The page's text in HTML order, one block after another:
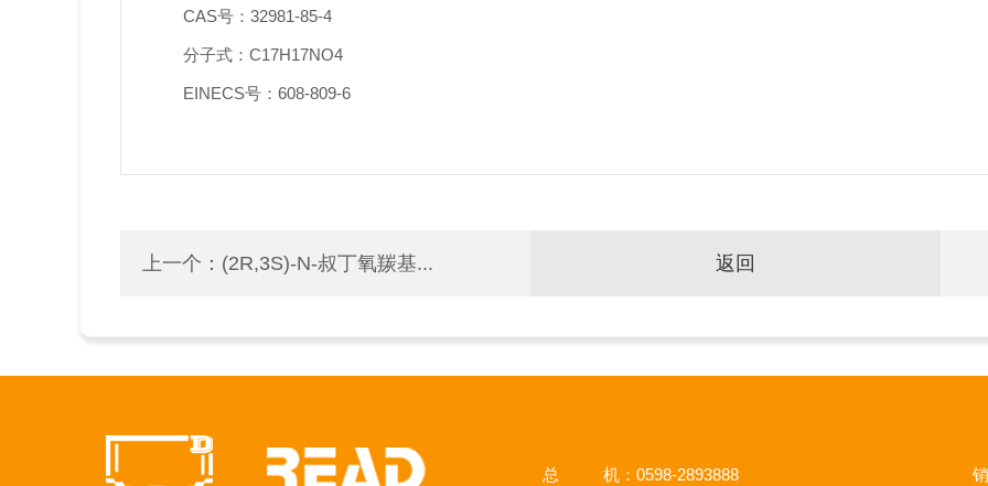
CAS号：32981-85-4
分子式：C17H17NO4
EINECS号：608-809-6
上一个： (2R,3S)-N-叔丁氧羰基... 返回
总 机：0598-2893888